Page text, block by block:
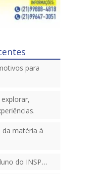
para
da matéria à
do INSP…